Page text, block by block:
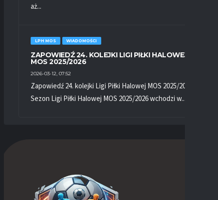
aż...
LPH MOS WIADOMOŚCI
ZAPOWIEDŹ 24. KOLEJKI LIGI PIŁKI HALOWEJ
MOS 2025/2026
2026-03-12, 07:52
Zapowiedź 24. kolejki Ligi Piłki Halowej MOS 2025/2026
Sezon Ligi Piłki Halowej MOS 2025/2026 wchodzi w...